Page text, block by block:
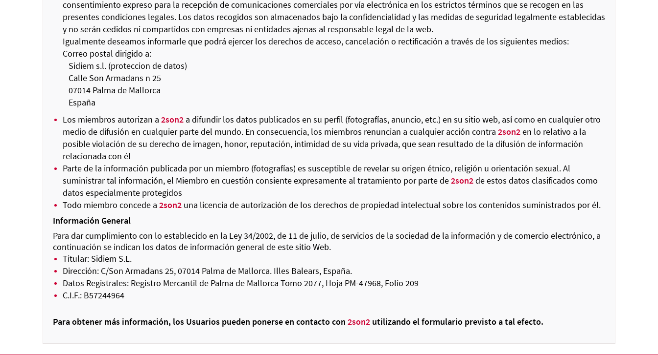
consentimiento expreso para la recepción de comunicaciones comerciales por vía electrónica en los estrictos términos que se recogen en las
presentes condiciones legales. Los datos recogidos son almacenados bajo la confidencialidad y las medidas de seguridad legalmente establecidas
y no serán cedidos ni compartidos con empresas ni entidades ajenas al responsable legal de la web.
Igualmente deseamos informarle que podrá ejercer los derechos de acceso, cancelación o rectificación a través de los siguientes medios:
Correo postal dirigido a:
Sidiem s.l. (proteccion de datos)
Calle Son Armadans n 25
07014 Palma de Mallorca
España
Los miembros autorizan a 2son2 a difundir los datos publicados en su perfil (fotografías, anuncio, etc.) en su sitio web, así como en cualquier otro
medio de difusión en cualquier parte del mundo. En consecuencia, los miembros renuncian a cualquier acción contra 2son2en lo relativo a la
posible violación de su derecho de imagen, honor, reputación, intimidad de su vida privada, que sean resultado de la difusión de información
relacionada con él
Parte de la información publicada por un miembro (fotografías) es susceptible de revelar su origen étnico, religión u orientación sexual. Al
suministrar tal información, el Miembro en cuestión consiente expresamente al tratamiento por parte de2son2de estos datos clasificados como
datos especialmente protegidos
Todo miembro concede a 2son2 una licencia de autorización de los derechos de propiedad intelectual sobre los contenidos suministrados por él.
Información General
Para dar cumplimiento con lo establecido en la Ley 34/2002, de 11 de julio, de servicios de la sociedad de la información y de comercio electrónico, a
continuación se indican los datos de información general de este sitio Web.
Titular: Sidiem S.L.
Dirección: C/Son Armadans 25, 07014 Palma de Mallorca. Illes Balears, España.
Datos Registrales: Registro Mercantil de Palma de Mallorca Tomo 2077, Hoja PM-47968, Folio 209
C.I.F.: B57244964
Para obtener más información, los Usuarios pueden ponerse en contacto con 2son2 utilizando el formulario previsto a tal efecto.